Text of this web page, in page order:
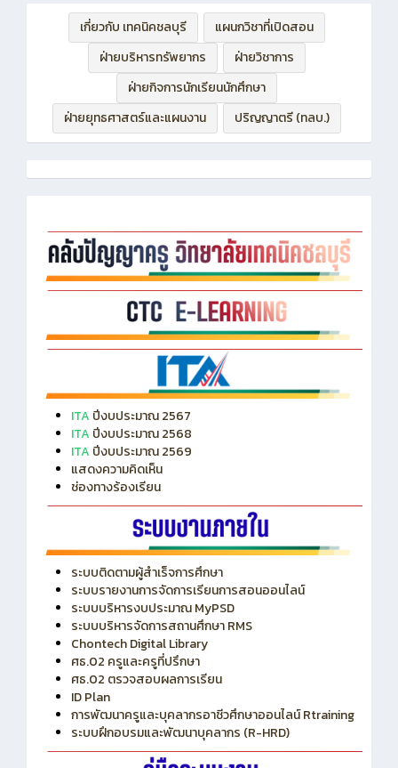
เกี่ยวกับ เทคนิคชลบุรี
แผนกวิชาที่เปิดสอน
ฝ่ายบริหารทรัพยากร
ฝ่ายวิชาการ
ฝ่ายกิจการนักเรียนนักศึกษา
ฝ่ายยุทธศาสตร์และแผนงาน
ปริญญาตรี (ทลบ.)
ITA ปีงบประมาณ 2567
ITA ปีงบประมาณ 2568
ITAปีงบประมาณ 2569
แสดงความคิดเห็น
ช่องทางร้องเรียน
ระบบติดตามผู้สำเร็จการศึกษา
ระบบรายงานการจัดการเรียนการสอนออนไลน์
ระบบบริหารงบประมาณ MyPSD
ระบบบริหารจัดการสถานศึกษา RMS
Chontech Digital Library
ศธ.02 ครูและครูที่ปรึกษา
ศธ.02 ตรวจสอบผลการเรียน
ID Plan
การพัฒนาครูและบุคลากรอาชีวศึกษาออนไลน์ Rtraining
ระบบฝึกอบรมและพัฒนาบุคลากร (R-HRD)